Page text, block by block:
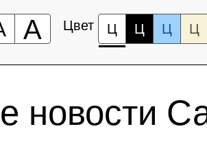
А Цвет Ц Ц Ц Ц
новости